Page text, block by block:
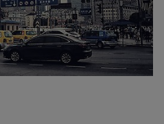
Liu, Xiang Cheng och
Müllern, Arne Nåbo och